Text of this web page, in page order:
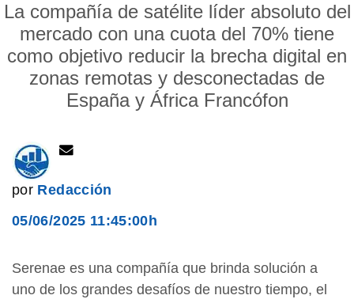
La compañía de satélite líder absoluto del
mercado con una cuota del 70% tiene
como objetivo reducir la brecha digital en
zonas remotas y desconectadas de
España y África Francófon
por Redacción
05/06/2025 11:45:00h
Serenae es una compañía que brinda solución a
uno de los grandes desafíos de nuestro tiempo, el